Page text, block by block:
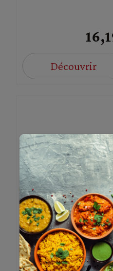
Découvrir